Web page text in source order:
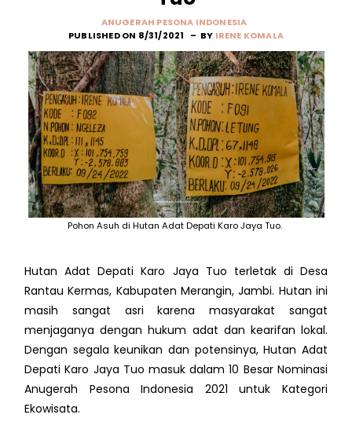
ANUGERAH PESONA INDONESIA
PUBLISHED ON 8/31/2021
BY IRENE KOMALA
Pohon Asuh di Hutan Adat Depati Karo Jaya Tuo.
Hutan Adat Depati Karo Jaya Tuo terletak di Desa
Rantau Kermas, Kabupaten Merangin, Jambi. Hutan ini
masih sangat asri karena masyarakat sangat
menjaganya dengan hukum adat dan kearifan lokal.
Dengan segala keunikan dan potensinya, Hutan Adat
Depati Karo Jaya Tuo masuk dalam 10 Besar Nominasi
Anugerah Pesona Indonesia 2021 untuk Kategori
Ekowisata.